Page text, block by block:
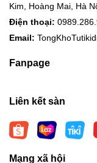
Kim, Hoàng Mai, Hà
Điện thoại:
Email:
Fanpage
Liên kết sàn
Mạng xã hội